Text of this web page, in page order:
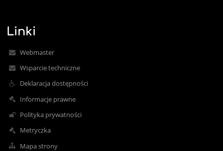
Linki
Webmaster
Wsparcie techniczne
Deklaracja dostępności
Informacje prawne
Polityka prywatności
Metryczka
Mapa strony